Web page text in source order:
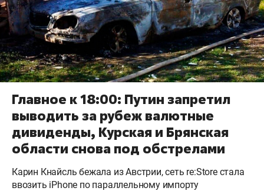
Главное к 18:00: Путин запретил
выводить за рубеж валютные
дивиденды, Курская и Брянская
области снова под обстрелами
Карин Кнайсль бежала из Австрии, сеть re:Store стала
ввозить iPhone по параллельному импорту